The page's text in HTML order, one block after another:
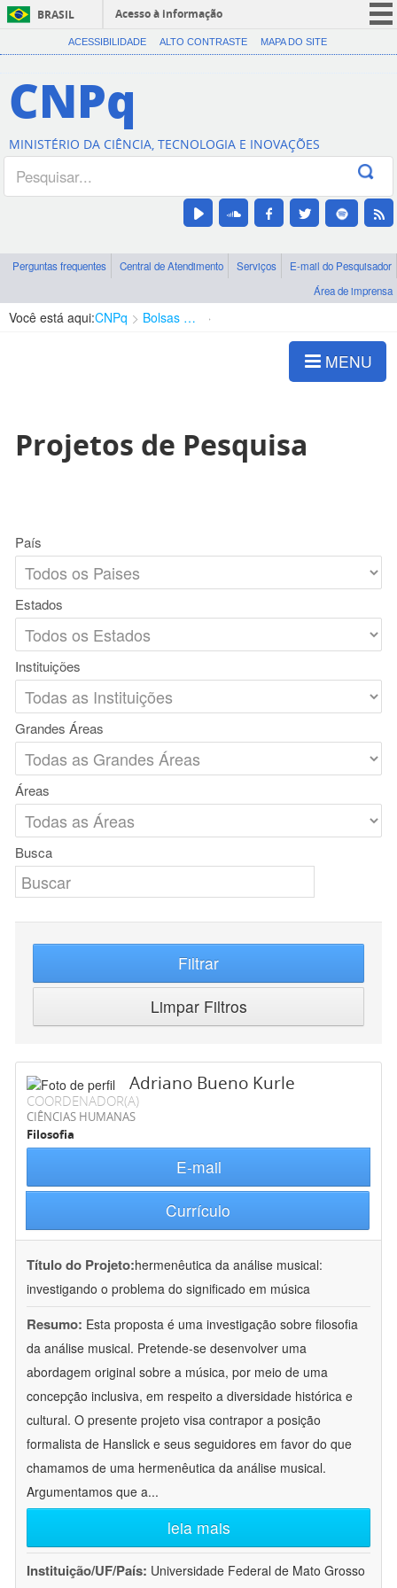
BRASIL
Acesso à informação
CORONAVÍRUS (COVID-19)
Canais
ACESSIBILIDADE ALTO CONTRASTE MAPA DO SITE
CNPq
MINISTÉRIO DA CIÊNCIA, TECNOLOGIA E INOVAÇÕES
Perguntas frequentes Central de Atendimento Serviços
E-mail do Pesquisador
Área de imprensa
Você está aqui:CNPq Bolsas e Auxílios Vigentes
MENU
Projetos de Pesquisa
País
Estados
Instituições
Grandes Áreas
Áreas
Busca
Filtrar
Limpar Filtros
Adriano Bueno Kurle
COORDENADOR(A)
CIÊNCIAS HUMANAS
Filosofia
E-mail
Currículo
Título do Projeto:hermenêutica da análise musical:
investigando o problema do significado em música
Resumo: Esta proposta é uma investigação sobre filosofia
da análise musical. Pretende-se desenvolver uma
abordagem original sobre a música, por meio de uma
concepção inclusiva, em respeito a diversidade histórica e
cultural. O presente projeto visa contrapor a posição
formalista de Hanslick e seus seguidores em favor do que
chamamos de uma hermenêutica da análise musical.
Argumentamos que a...
leia mais
Instituição/UF/País: Universidade Federal de Mato Grosso